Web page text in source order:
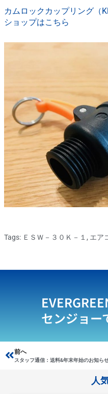
カムロックカップリング（
ショップはこちら
Tags: ＥＳＷ－３０Ｋ－１, エア
センジョー
Prev
前へ
スタッフ通信：送料&年末年始のお知ら
人